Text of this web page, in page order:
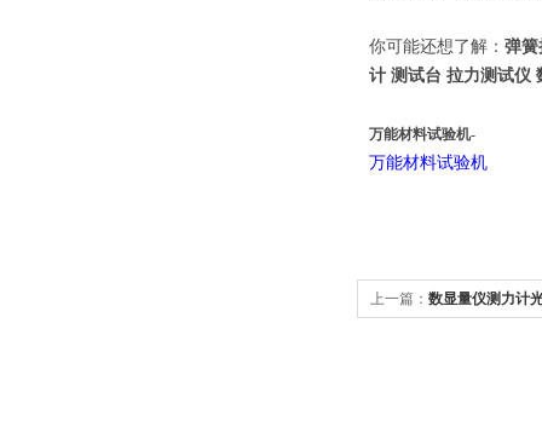
你可能还想了解： 弹簧
计 测试台 拉力测试仪
万能材料试验机-
万能材料试验机
上一篇： 数显量仪测力计